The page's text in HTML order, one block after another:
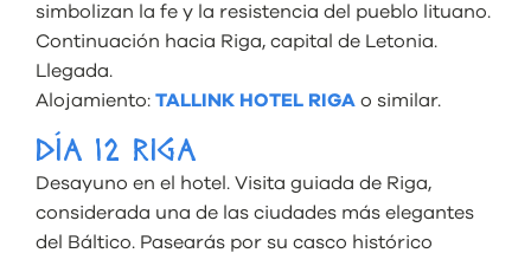
simbolizan la fe y la resistencia del pueblo lituano.
Continuación hacia Riga, capital de Letonia.
Llegada.
Alojamiento: TALLINK HOTEL RIGA o similar.
DÍA 12 RIGA
Desayuno en el hotel. Visita guiada de Riga,
considerada una de las ciudades más elegantes
del Báltico. Pasearás por su casco histórico